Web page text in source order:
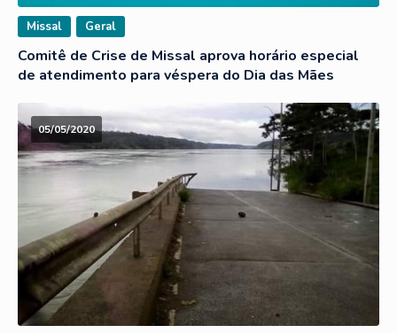
Missal Geral
Comitê de Crise de Missal aprova horário especial
de atendimento para véspera do Dia das Mães
05/05/2020